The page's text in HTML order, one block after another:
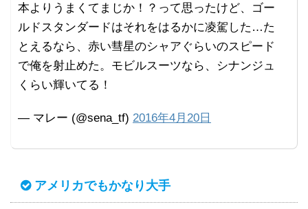
本よりうまくてまじか！？って思ったけど、ゴー
ルドスタンダードはそれをはるかに凌駕した…た
とえるなら、赤い彗星のシャアぐらいのスピード
で俺を射止めた。モビルスーツなら、シナンジュ
くらい輝いてる！
— マレー (@sena_tf) 2016年4月20日
アメリカでもかなり大手